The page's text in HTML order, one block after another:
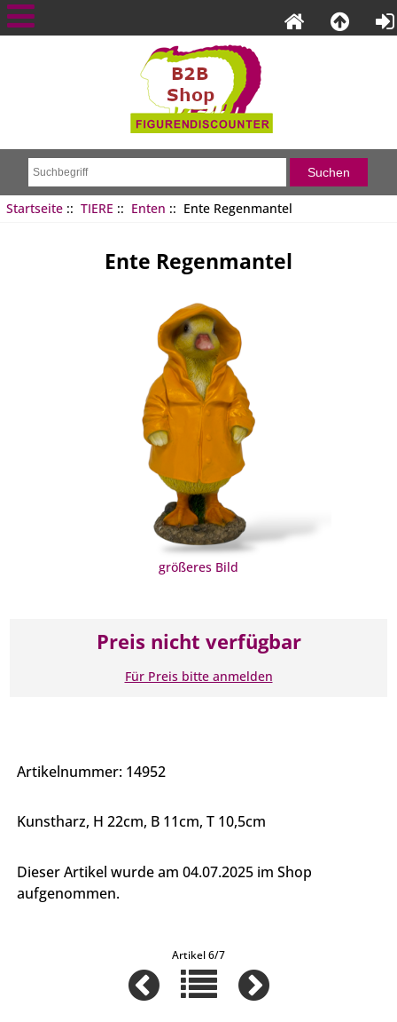
Startseite:: TIERE :: Enten :: Ente Regenmantel
Ente Regenmantel
größeres Bild
Preis nicht verfügbar
Für Preis bitte anmelden
Artikelnummer: 14952
Kunstharz, H 22cm, B 11cm, T 10,5cm
Dieser Artikel wurde am 04.07.2025 im Shop
aufgenommen.
Artikel 6/7